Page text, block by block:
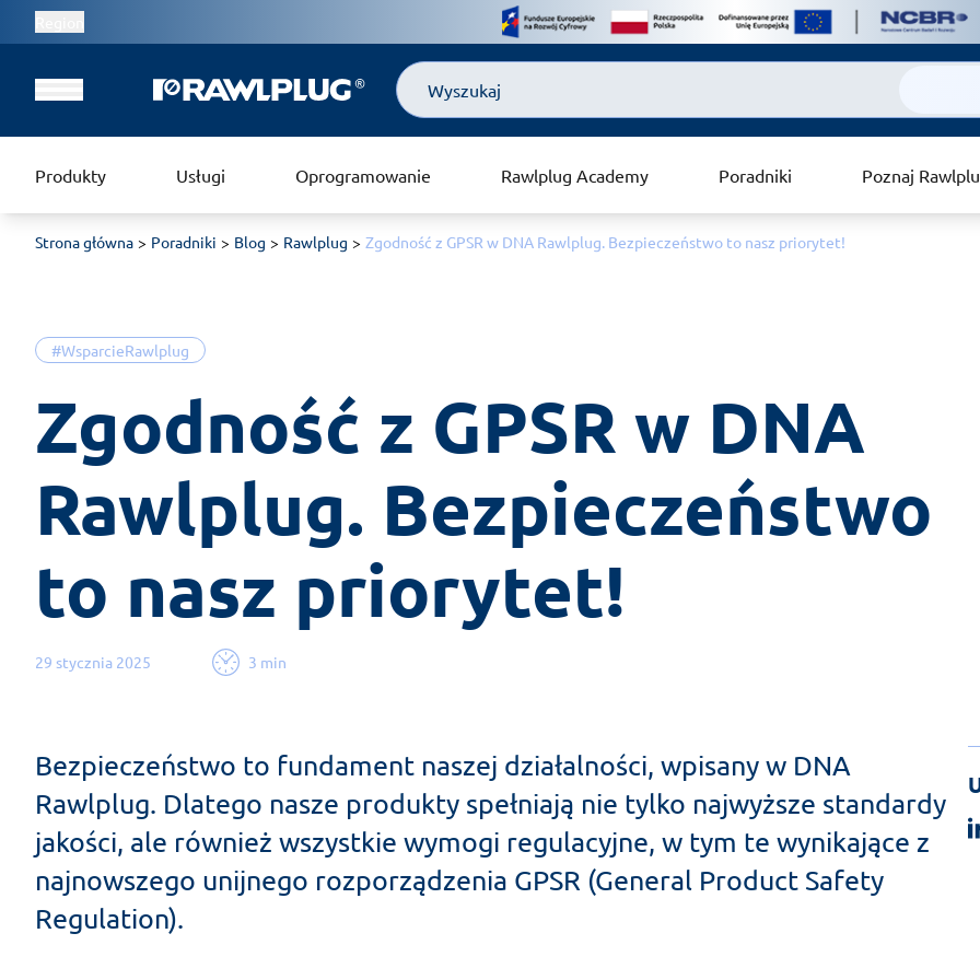
Szukaj
Produkty Usługi Oprogramowanie Rawlplug Academy Poradniki Poznaj
Strona główna Poradniki Blog Rawlplug Zgodność z GPSR w DNA Rawlplug. Bezpieczeństwo to nasz priorytet!
#WsparcieRawlplug
Zgodność z GPSR w DNA
Rawlplug. Bezpieczeństwo
to nasz priorytet!
29 stycznia 2025 3 min
Bezpieczeństwo to fundament naszej działalności, wpisany w DNA
Rawlplug. Dlatego nasze produkty spełniają nie tylko najwyższe standardy
jakości, ale również wszystkie wymogi regulacyjne, w tym te wynikające z
najnowszego unijnego rozporządzenia GPSR (General Product Safety
Regulation).